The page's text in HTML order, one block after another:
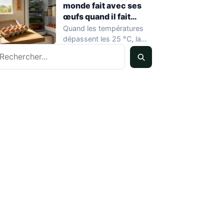
monde fait avec ses
œufs quand il fait
chaud
Quand les températures
dépassent les 25 °C, la
conservation des œufs